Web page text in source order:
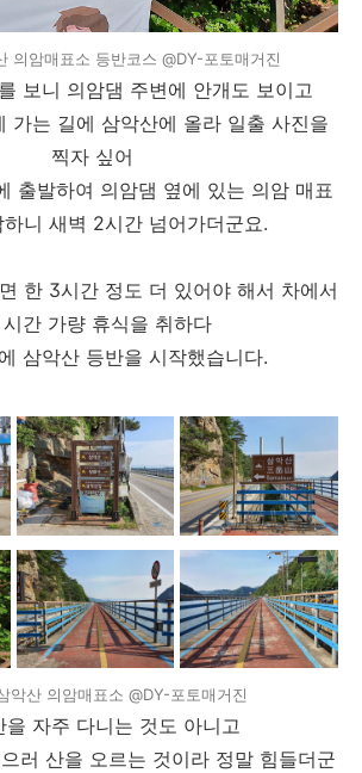
의암매표소 등반코스 @DY-포토매거진
보니 의암댐 주변에 안개도 보이고
가는 길에 삼악산에 올라 일출 사진을
찍자 싶어
출발하여 의암댐 옆에 있는 의암 매표
니 새벽 2시간 넘어가더군요.
한 3시간 정도 더 있어야 해서 차에서
시간 가량 휴식을 취하다
삼악산 등반을 시작했습니다.
악산 의암매표소 @DY-포토매거진
을 자주 다니는 것도 아니고
러 산을 오르는 것이라 정말 힘들더군